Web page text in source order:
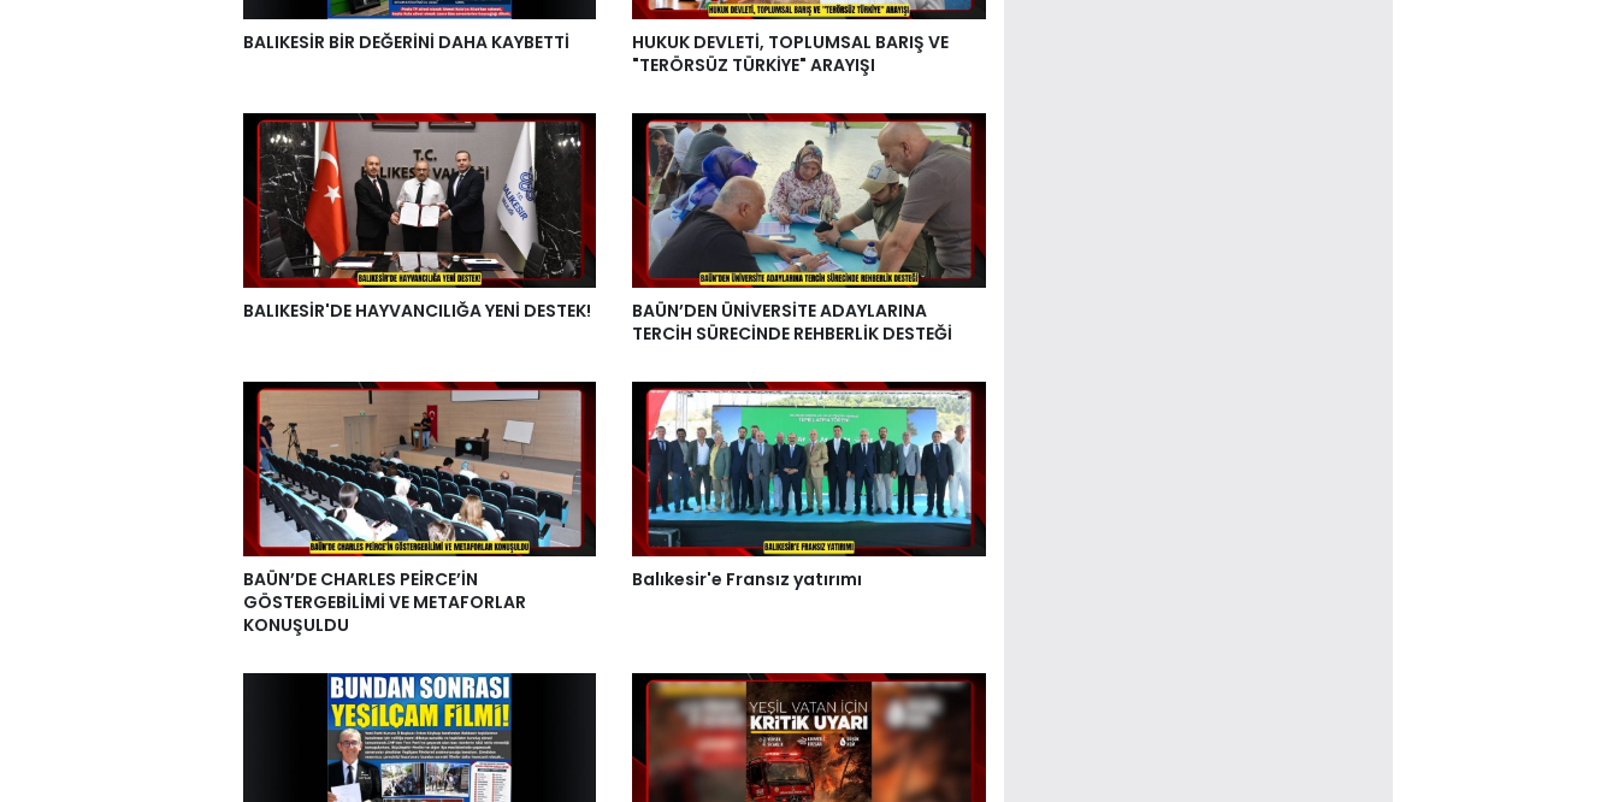
BALIKESİR BİR DEĞERİNİ DAHA KAYBETTİ
HUKUK DEVLETİ, TOPLUMSAL BARIŞ VE
"TERÖRSÜZ TÜRKİYE" ARAYIŞI
BALIKESİR'DE HAYVANCILIĞA YENİ DESTEK!
BAÜN’DEN ÜNİVERSİTE ADAYLARINA
TERCİH SÜRECİNDE REHBERLİK DESTEĞİ
BAÜN’DE CHARLES PEİRCE’İN
GÖSTERGEBİLİMİ VE METAFORLAR
KONUŞULDU
Balıkesir'e Fransız yatırımı